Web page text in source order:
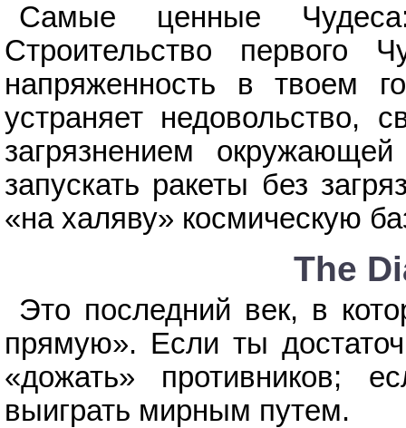
Самые ценные
Строительство первого
напряженность в твоем
устраняет недовольство,
загрязнением
запускать ракеты без
«на халяву» космическую
The
Это последний век, в
прямую». Если ты
«дожать» противников;
выиграть мирным путем.